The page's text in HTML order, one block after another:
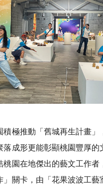
積極推動「舊城再生計畫」
落成形更能彰顯桃園豐厚的
桃園在地傑出的藝文工作者
」關卡，由「花果波波工藝